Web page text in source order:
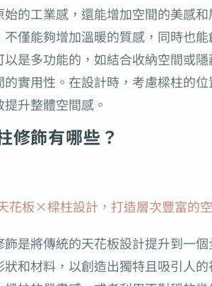
的工業感，還能增加空間的美感
僅能夠增加溫暖的質感，同時也
是多功能的，如結合收納空間或
實用性。在設計時，考慮樑柱的
升整體空間感。
修飾有哪些？
花板×樑柱設計，打造層次豐富的
是將傳統的天花板設計提升到一
和材料，以創造出獨特且吸引人